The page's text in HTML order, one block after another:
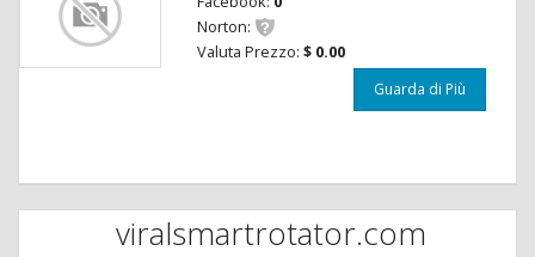
Norton:
Valuta Prezzo: $ 0.00
Guarda di Più
viralsmartrotator.com